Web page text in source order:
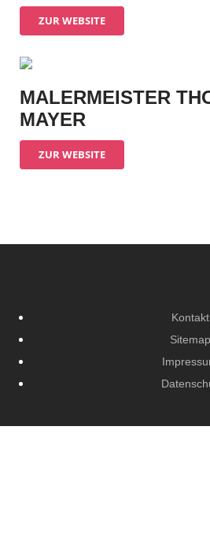
ZUR WEBSITE
MALERMEISTER
MAYER
ZUR WEBSITE
Kontakt
Sitemap